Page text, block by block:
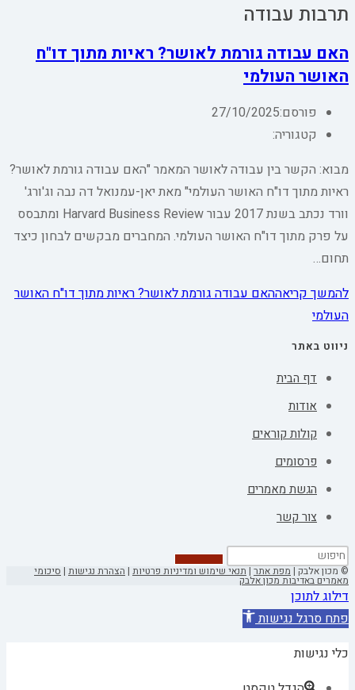
תרבות עבודה
האם עבודה גורמת לאושר? ראיות מתוך דו"ח
האושר העולמי
פורסם:27/10/2025
קטגוריה:
מבוא: הקשר בין עבודה לאושר המאמר "האם עבודה גורמת לאושר?
ראיות מתוך דו"ח האושר העולמי" מאת יאן-עמנואל דה נבה וג'ורג'
וורד נכתב בשנת 2017 עבור Harvard Business Review ומתבסס
על פרק מתוך דו"ח האושר העולמי. המחברים מבקשים לבחון כיצד
תחום…
להמשך קריאההאם עבודה גורמת לאושר? ראיות מתוך דו"ח האושר
העולמי
ניווט באתר
דף הבית
אודות
קולות קוראים
פרסומים
הגשת מאמרים
צור קשר
© מכון אלבק |מפת אתר|תנאי שימוש ומדיניות פרטיות | הצהרת נגישות | סיכומי
מאמרים באדיבות מכון אלבק
דילוג לתוכן
פתח סרגל נגישות
כלי נגישות